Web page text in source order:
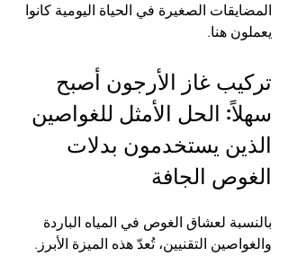
المضايقات الصغيرة في الحياة اليومية كانوا
يعملون هنا.
تركيب غاز الأرجون أصبح
سهلاً: الحل الأمثل للغواصين
الذين يستخدمون بدلات
الغوص الجافة
بالنسبة لعشاق الغوص في المياه الباردة
والغواصين التقنيين، تُعدّ هذه الميزة الأبرز.